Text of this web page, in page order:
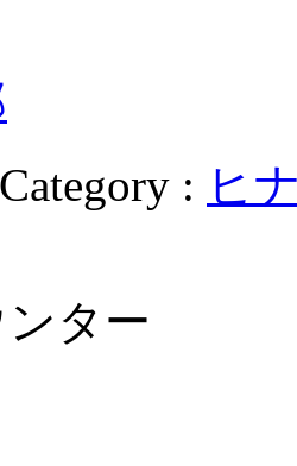
: ヒ
ター